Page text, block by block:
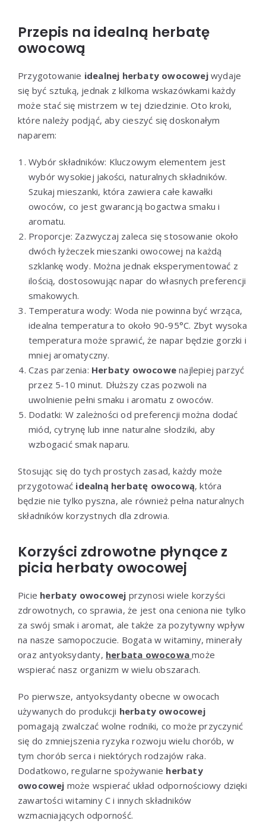
Przepis na idealną herbatę
owocową
Przygotowanie idealnej herbaty owocowejwydaje
się być sztuką, jednak z kilkoma wskazówkami każdy
może stać się mistrzem w tej dziedzinie. Oto kroki,
które należy podjąć, aby cieszyć się doskonałym
naparem:
Wybór składników: Kluczowym elementem jest
wybór wysokiej jakości, naturalnych składników.
Szukaj mieszanki, która zawiera całe kawałki
owoców, co jest gwarancją bogactwa smaku i
aromatu.
Proporcje: Zazwyczaj zaleca się stosowanie około
dwóch łyżeczek mieszanki owocowej na każdą
szklankę wody. Można jednak eksperymentować z
ilością, dostosowując napar do własnych preferencji
smakowych.
Temperatura wody: Woda nie powinna być wrząca,
idealna temperatura to około 90-95°C. Zbyt wysoka
temperatura może sprawić, że napar będzie gorzki i
mniej aromatyczny.
Czas parzenia: Herbaty owocowe najlepiej parzyć
przez 5-10 minut. Dłuższy czas pozwoli na
uwolnienie pełni smaku i aromatu z owoców.
Dodatki: W zależności od preferencji można dodać
miód, cytrynę lub inne naturalne słodziki, aby
wzbogacić smak naparu.
Stosując się do tych prostych zasad, każdy może
przygotować idealną herbatę owocową, która
będzie nie tylko pyszna, ale również pełna naturalnych
składników korzystnych dla zdrowia.
Korzyści zdrowotne płynące z
picia herbaty owocowej
Picie herbaty owocowej przynosi wiele korzyści
zdrowotnych, co sprawia, że jest ona ceniona nie tylko
za swój smak i aromat, ale także za pozytywny wpływ
na nasze samopoczucie. Bogata w witaminy, minerały
oraz antyoksydanty, herbata owocowa może
wspierać nasz organizm w wielu obszarach.
Po pierwsze, antyoksydanty obecne w owocach
używanych do produkcji herbaty owocowej
pomagają zwalczać wolne rodniki, co może przyczynić
się do zmniejszenia ryzyka rozwoju wielu chorób, w
tym chorób serca i niektórych rodzajów raka.
Dodatkowo, regularne spożywanie herbaty
owocowej może wspierać układ odpornościowy dzięki
zawartości witaminy C i innych składników
wzmacniających odporność.